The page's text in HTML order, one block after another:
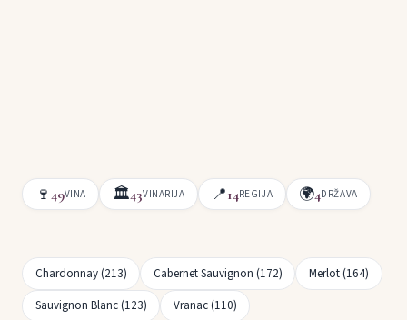
🍷 49VINA 🏛43VINARIJA 📍14REGIJA 🌍4DRŽAVA
Chardonnay (213) Cabernet Sauvignon (172)
Merlot (164)
Sauvignon Blanc (123)
Vranac (110)